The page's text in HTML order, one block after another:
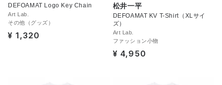
DEFOAMAT Logo Key Chain
Art Lab.
その他（グッズ）
¥ 1,320
松井一平
DEFOAMAT KV T-Shirt（XLサイ
ズ）
Art Lab.
ファッション小物
¥ 4,950